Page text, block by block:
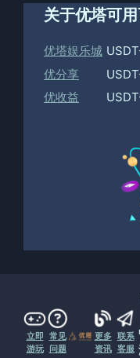
关于优塔
优塔娱乐城
优分享
优收益
可
立即
游玩
常见
问题
更多
资讯
联系
客服